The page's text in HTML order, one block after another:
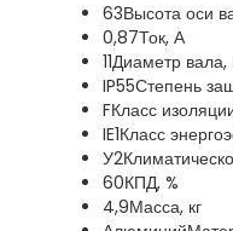
63Высота оси
0,87Ток, А
11Диаметр
IP55Степень
FКласс
IE1Класс
У2
60КПД, %
4,9Масса, кг